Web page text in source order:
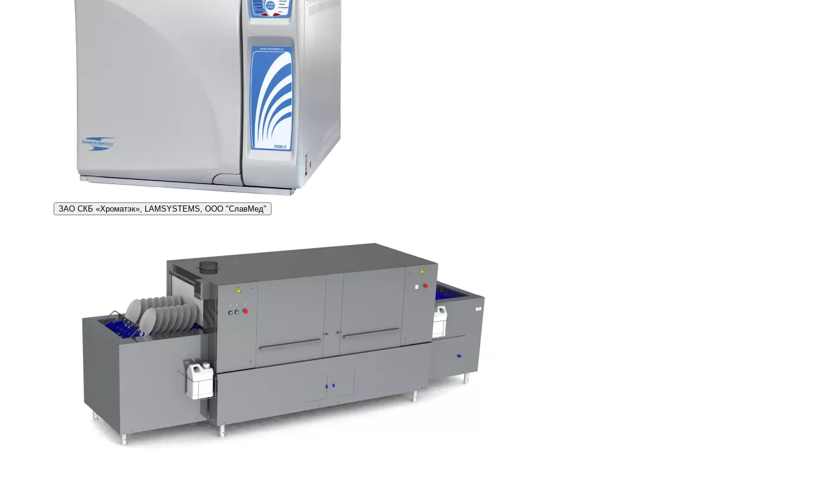
ЗАО СКБ «Хроматэк», LAMSYSTEMS, ООО "СлавМед"